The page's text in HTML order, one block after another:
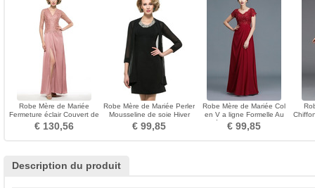
Robe Mère de Mariée
Fermeture éclair Couvert de
Dentelle a ligne
€ 130,56
Robe Mère de Mariée Perler
Mousseline de soie Hiver
Col ras du Cou
€ 99,85
Robe Mère de Mariée Col
en V a ligne Formelle Au
Drapée Couvert de Dentelle
€ 99,85
Description du produit